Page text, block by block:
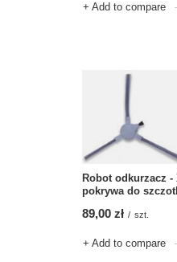
+ Add to compare
Robot odkurzacz
pokrywa do
89,00 zł / szt.
+ Add to compare